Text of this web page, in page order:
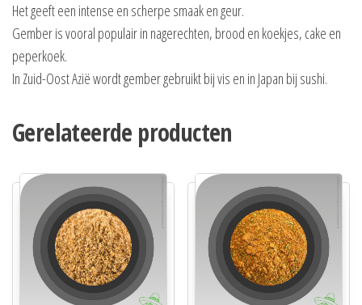
Het geeft een intense en scherpe smaak en geur.
Gember is vooral populair in nagerechten, brood en koekjes, cake en
peperkoek.
In Zuid-Oost Azië wordt gember gebruikt bij vis en in Japan bij sushi.
Gerelateerde producten